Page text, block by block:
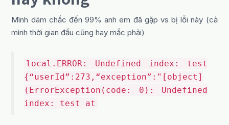
Mình dám chắc đến 99% anh em đã gặp vs bị lỗi này (cả
mình thời gian đầu cũng hay mắc phải)
local.ERROR: Undefined index: test
{“userId”:273,“exception”:"[object]
(ErrorException(code: 0): Undefined
index: test at